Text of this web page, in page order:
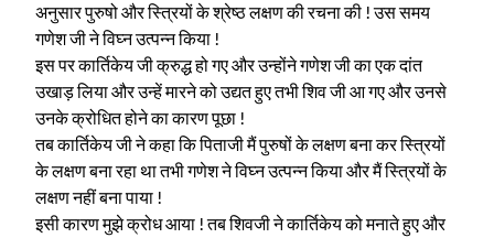
अनुसार पुरुषो और स्त्रियों के श्रेष्ठ लक्षण की रचना की ! उस समय
गणेश जी ने विघ्न उत्पन्न किया !
इस पर कार्तिकेय जी क्रुद्ध हो गए और उन्होंने गणेश जी का एक दांत
उखाड़ लिया और उन्हें मारने को उद्यत हुए तभी शिव जी आ गए और उनसे
उनके क्रोधित होने का कारण पूछा !
तब कार्तिकेय जी ने कहा कि पिताजी मैं पुरुषों के लक्षण बना कर स्त्रियों
के लक्षण बना रहा था तभी गणेश ने विघ्न उत्पन्न किया और मैं स्त्रियों के
लक्षण नहीं बना पाया !
इसी कारण मुझे क्रोध आया ! तब शिवजी ने कार्तिकेय को मनाते हुए और